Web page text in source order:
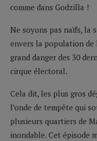
comme dans Godzilla !
Ne soyons pas naïfs, la
envers la population de
grand danger des 30
cirque électoral.
Cela dit, les plus gros
l’onde de tempête qui
plusieurs quartiers de
inondable. Cet épisode